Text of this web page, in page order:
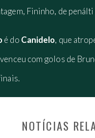
Fininho, de penálti
é do Canidelo, que
com golos de
NOTÍCIAS